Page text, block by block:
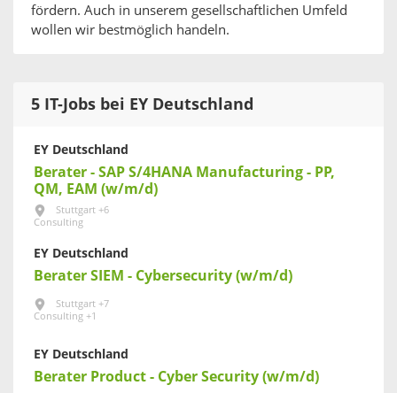
fördern. Auch in unserem gesellschaftlichen Umfeld
wollen wir bestmöglich handeln.
5 IT-Jobs bei EY Deutschland
EY Deutschland
Berater - SAP S/4HANA Manufacturing - PP,
QM, EAM (w/m/d)
Stuttgart +6
Consulting
EY Deutschland
Berater SIEM - Cybersecurity (w/m/d)
Stuttgart +7
Consulting +1
EY Deutschland
Berater Product - Cyber Security (w/m/d)